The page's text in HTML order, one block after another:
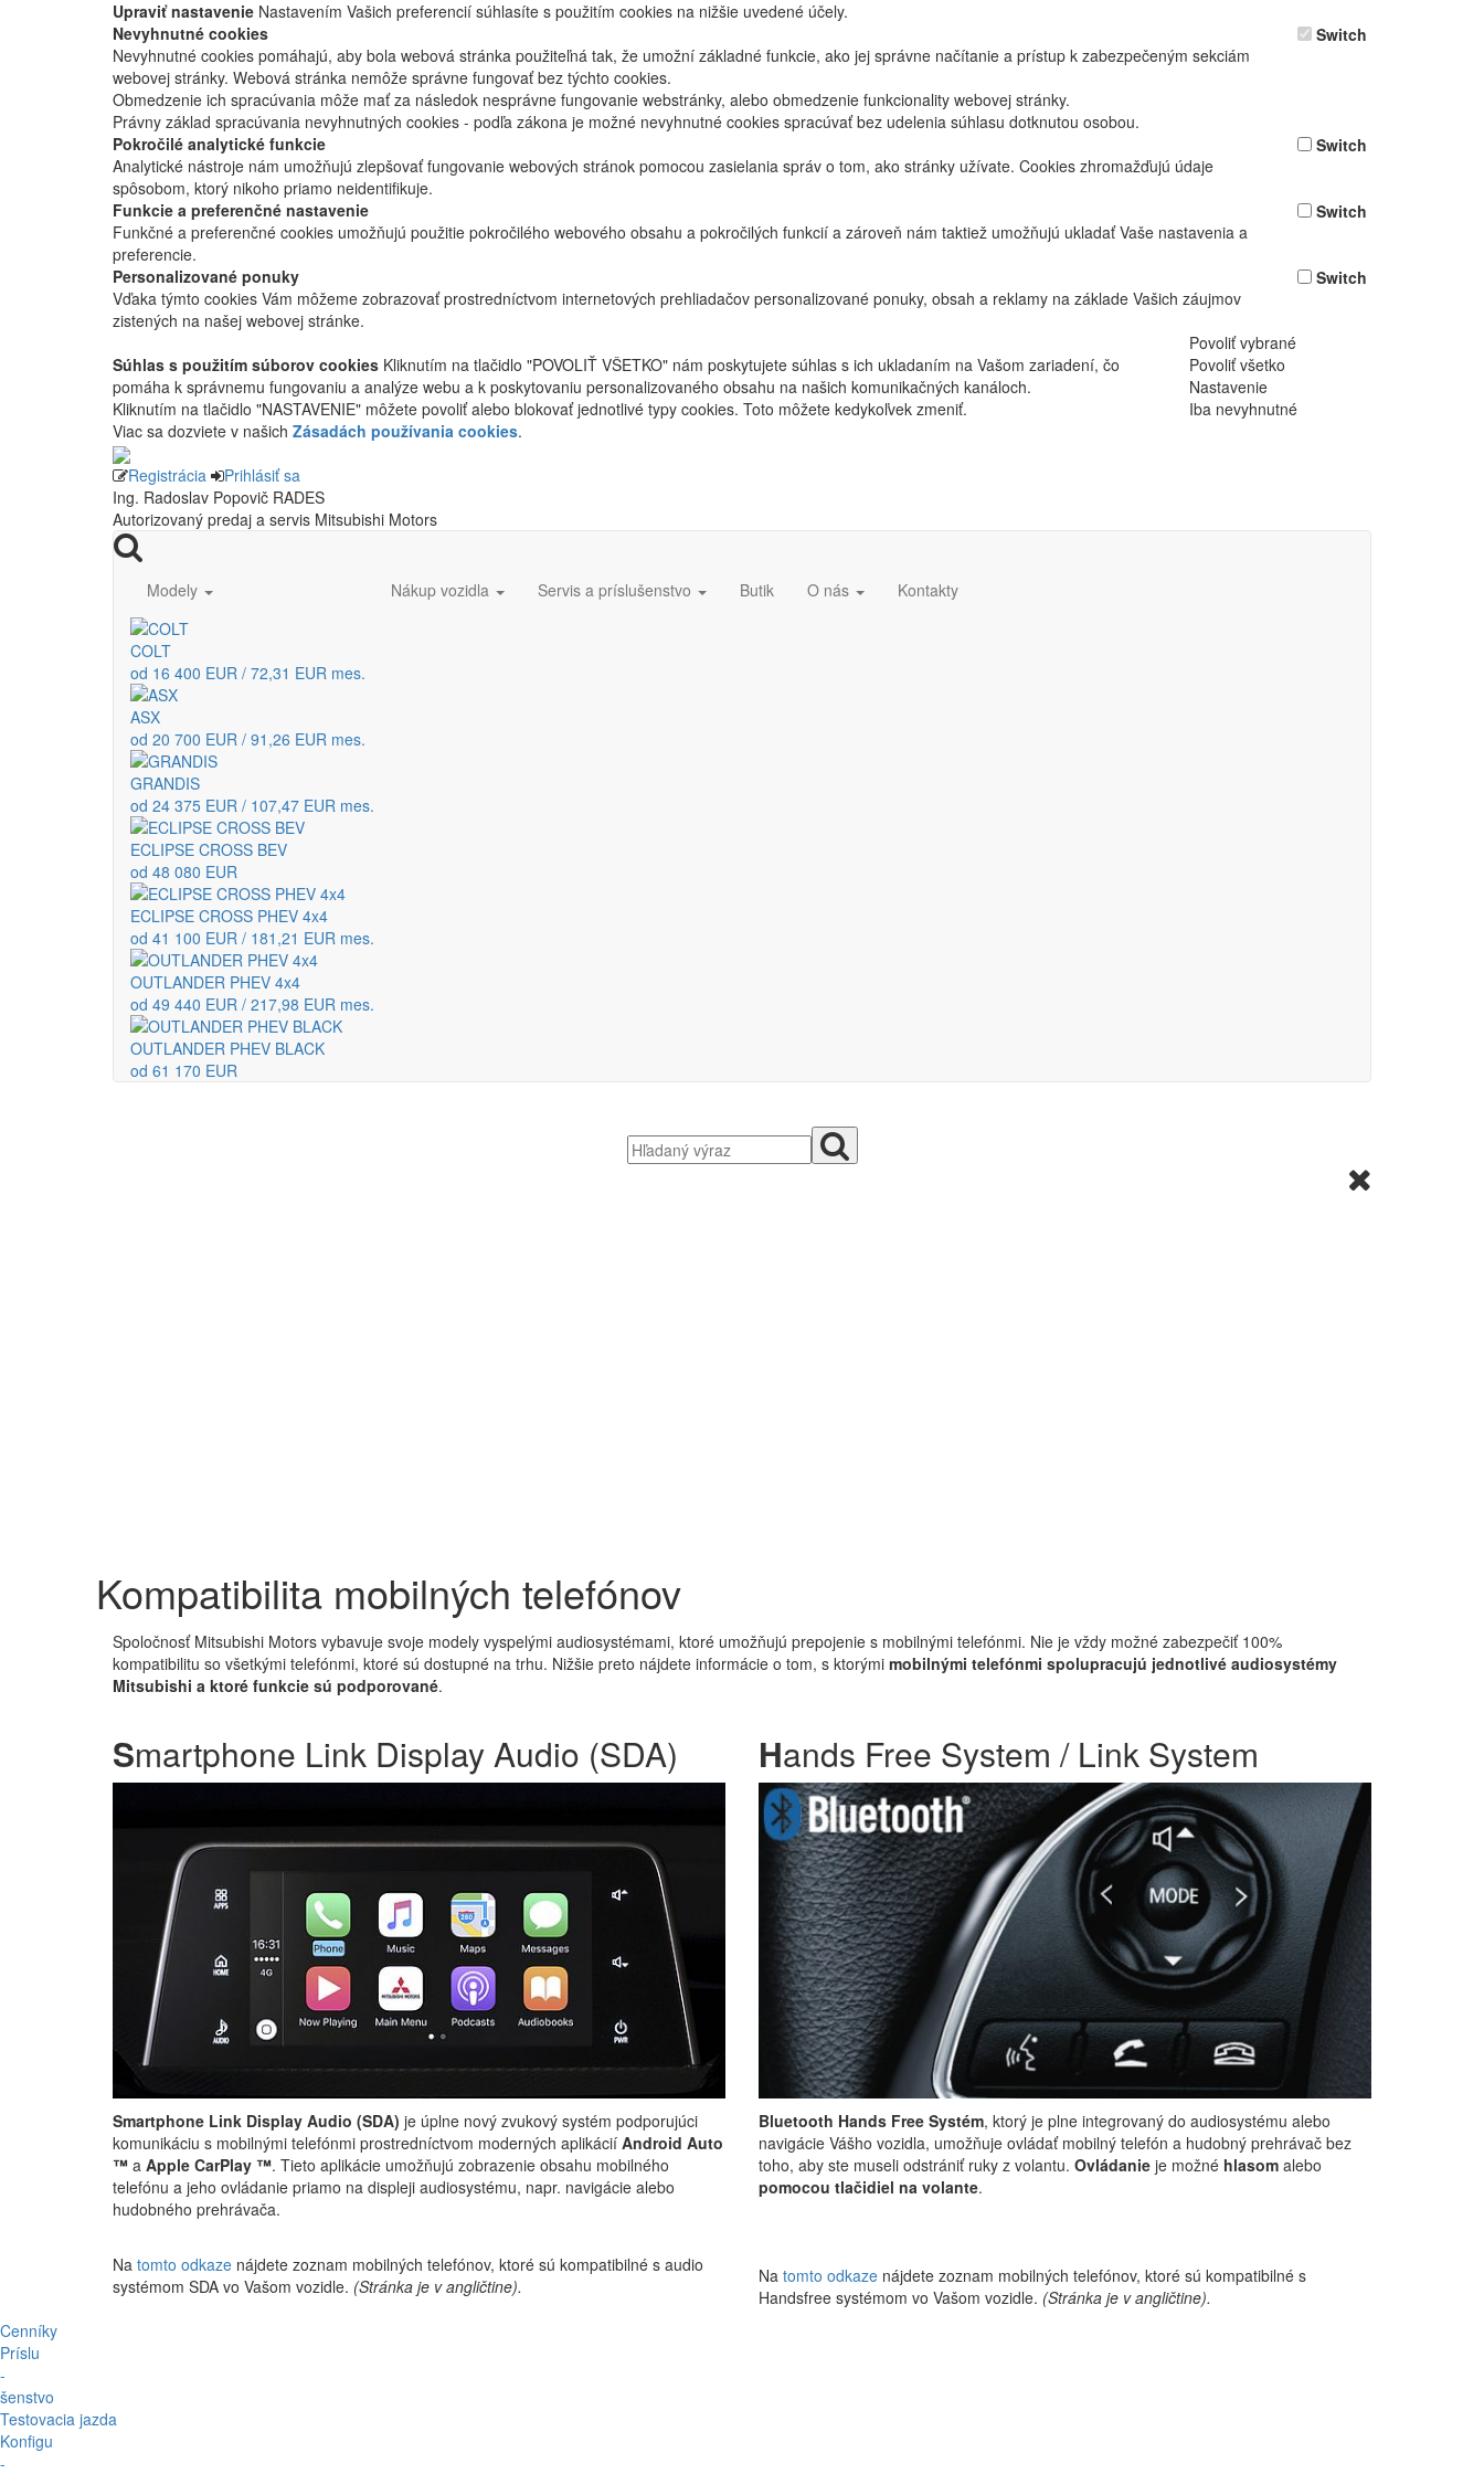
Upraviť nastavenie Nastavením Vašich preferencií súhlasíte s použitím cookies na nižšie uvedené účely.
Nevyhnutné cookies
Nevyhnutné cookies pomáhajú, aby bola webová stránka použiteľná tak, že umožní základné funkcie, ako jej správne načítanie a prístup k zabezpečeným sekciám
webovej stránky. Webová stránka nemôže správne fungovať bez týchto cookies.
Obmedzenie ich spracúvania môže mať za následok nesprávne fungovanie webstránky, alebo obmedzenie funkcionality webovej stránky.
Právny základ spracúvania nevyhnutných cookies - podľa zákona je možné nevyhnutné cookies spracúvať bez udelenia súhlasu dotknutou osobou.
Switch
Pokročilé analytické funkcie
Analytické nástroje nám umožňujú zlepšovať fungovanie webových stránok pomocou zasielania správ o tom, ako stránky užívate. Cookies zhromažďujú údaje
spôsobom, ktorý nikoho priamo neidentifikuje.
Switch
Funkcie a preferenčné nastavenie
Funkčné a preferenčné cookies umožňujú použitie pokročilého webového obsahu a pokročilých funkcií a zároveň nám taktiež umožňujú ukladať Vaše nastavenia a
preferencie.
Switch
Personalizované ponuky
Vďaka týmto cookies Vám môžeme zobrazovať prostredníctvom internetových prehliadačov personalizované ponuky, obsah a reklamy na základe Vašich záujmov
zistených na našej webovej stránke.
Switch
Povoliť vybrané
Súhlas s použitím súborov cookies Kliknutím na tlačidlo "POVOLIŤ VŠETKO" nám poskytujete súhlas s ich ukladaním na Vašom zariadení, čo
pomáha k správnemu fungovaniu a analýze webu a k poskytovaniu personalizovaného obsahu na našich komunikačných kanáloch.
Kliknutím na tlačidlo "NASTAVENIE" môžete povoliť alebo blokovať jednotlivé typy cookies. Toto môžete kedykoľvek zmeniť.
Viac sa dozviete v našich Zásadách používania cookies.
Povoliť všetko
Nastavenie
Iba nevyhnutné
Registrácia
Prihlásiť sa
Ing. Radoslav Popovič RADES
Autorizovaný predaj a servis Mitsubishi Motors
Modely
COLT
od 16 400 EUR / 72,31 EUR mes.
ASX
od 20 700 EUR / 91,26 EUR mes.
GRANDIS
od 24 375 EUR / 107,47 EUR mes.
ECLIPSE CROSS BEV
od 48 080 EUR
ECLIPSE CROSS PHEV 4x4
od 41 100 EUR / 181,21 EUR mes.
OUTLANDER PHEV 4x4
od 49 440 EUR / 217,98 EUR mes.
OUTLANDER PHEV BLACK
od 61 170 EUR
Nákup vozidla Servis a príslušenstvo Butik O nás Kontakty
Kompatibilita mobilných telefónov
Spoločnosť Mitsubishi Motors vybavuje svoje modely vyspelými audiosystémami, ktoré umožňujú prepojenie s mobilnými telefónmi. Nie je vždy možné zabezpečiť 100%
kompatibilitu so všetkými telefónmi, ktoré sú dostupné na trhu. Nižšie preto nájdete informácie o tom, s ktorými mobilnými telefónmi spolupracujú jednotlivé audiosystémy
Mitsubishi a ktoré funkcie sú podporované.
Smartphone Link Display Audio (SDA)
Smartphone Link Display Audio (SDA) je úplne nový zvukový systém podporujúci
komunikáciu s mobilnými telefónmi prostredníctvom moderných aplikácií Android Auto
™ a Apple CarPlay ™. Tieto aplikácie umožňujú zobrazenie obsahu mobilného
telefónu a jeho ovládanie priamo na displeji audiosystému, napr. navigácie alebo
hudobného prehrávača.
Na tomto odkaze nájdete zoznam mobilných telefónov, ktoré sú kompatibilné s audio
systémom SDA vo Vašom vozidle. (Stránka je v angličtine).
Hands Free System / Link System
Bluetooth Hands Free Systém, ktorý je plne integrovaný do audiosystému alebo
navigácie Vášho vozidla, umožňuje ovládať mobilný telefón a hudobný prehrávač bez
toho, aby ste museli odstrániť ruky z volantu. Ovládanie je možné hlasom alebo
pomocou tlačidiel na volante.
Na tomto odkaze nájdete zoznam mobilných telefónov, ktoré sú kompatibilné s
Handsfree systémom vo Vašom vozidle. (Stránka je v angličtine).
Cenníky
Príslu
-
šenstvo
Testovacia jazda
Konfigu
-